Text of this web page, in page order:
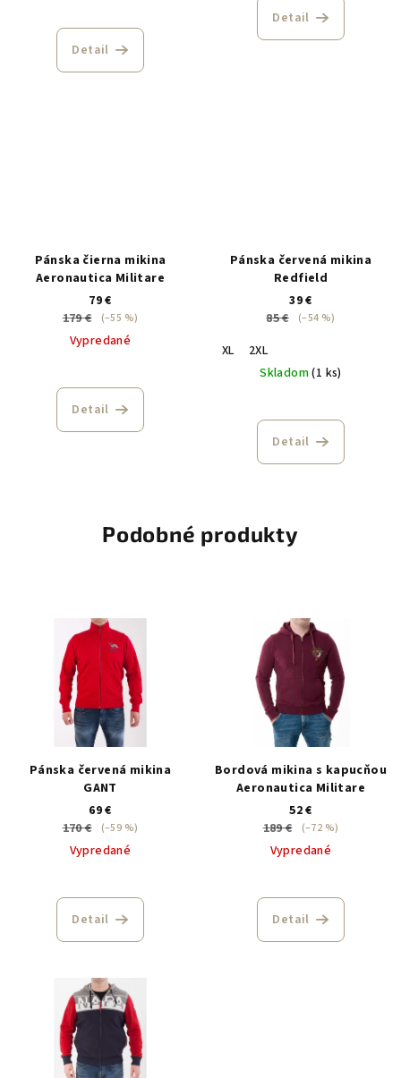
Detail
Detail
Pánska čierna mikina
Aeronautica Militare
79 €
179 €
(–55 %)
Vypredané
Detail
Pánska červená mikina
Redfield
39 €
85 €
(–54 %)
XL
2XL
Skladom(1 ks)
Detail
Podobné produkty
Pánska červená mikina
GANT
69 €
170 €
(–59 %)
Vypredané
Detail
Bordová mikina s kapucňou
Aeronautica Militare
52 €
189 €
(–72 %)
Vypredané
Detail